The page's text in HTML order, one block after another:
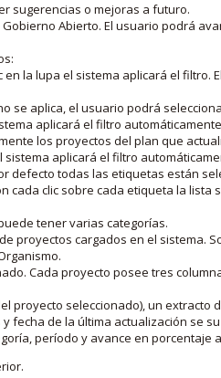
sugerencias o mejoras a futuro.
Abierto. El usuario podrá
la lupa el sistema aplicará el
se aplica, el usuario podrá
aplicará el filtro
los proyectos del plan que
aplicará el filtro
todas las etiquetas están
clic sobre cada etiqueta la lista
tener varias categorías.
proyectos cargados en el sistema.
Cada proyecto posee tres
seleccionado), un
fecha de la última actualización se
período y avance en porcentaje